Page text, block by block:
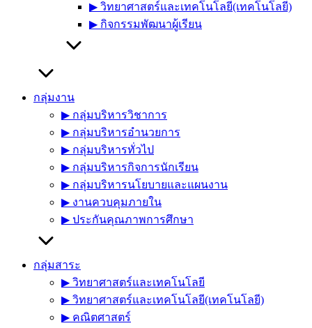
▶︎ วิทยาศาสตร์และเทคโนโลยี(เทคโนโลยี)
▶︎ กิจกรรมพัฒนาผู้เรียน
กลุ่มงาน
▶︎ กลุ่มบริหารวิชาการ
▶︎ กลุ่มบริหารอำนวยการ
▶︎ กลุ่มบริหารทั่วไป
▶︎ กลุ่มบริหารกิจการนักเรียน
▶︎ กลุ่มบริหารนโยบายและแผนงาน
▶︎ งานควบคุมภายใน
▶︎ ประกันคุณภาพการศึกษา
กลุ่มสาระ
▶︎ วิทยาศาสตร์และเทคโนโลยี
▶︎ วิทยาศาสตร์และเทคโนโลยี(เทคโนโลยี)
▶︎ คณิตศาสตร์